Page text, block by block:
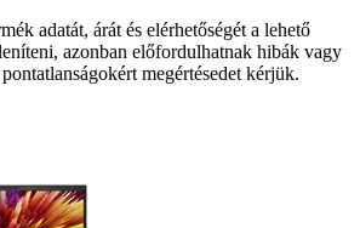
adatát, árát és elérhetőségét a lehető
azonban előfordulhatnak hibák vagy
megértésedet kérjük.